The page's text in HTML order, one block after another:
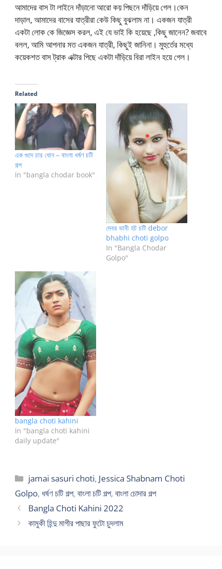
আমাদের বাস টা লাইনে দাঁড়ানো আরো কয় পিছনে দাঁড়িয়ে গেল।কেন
দাড়াল, আমাদের বাসের যাত্রীরা কেউ কিছু বুঝলাম না। একজন যাত্রী
একটা লোক কে জিজ্ঞেস করল, এই যে ভাই কি হয়েছে ,কিছু জানেন? জবাবে
বলল, আমি আপনার মত একজন যাত্রী, কিছুই জানিনা। মুহুর্তের মধ্যে
কয়েকশত বাস ট্রাক এক্টার পিছে একটা দাঁড়িয়ে বিরা লাইন হয়ে গেল।
Related
এক গুদে চার ধোন – বাংলা ধর্ষণ চটি
গল্প
In "bangla chodar book"
দেবর ভাবী হট চটি debor
bhabhi choti golpo
In "Bangla Chodar
Golpo"
bangla choti kahini
In "bangla choti kahini
daily update"
Categories
jamai sasuri choti, Jessica Shabnam Choti
Golpo, ধর্ষণ চটি গল্প, বাংলা চটি গল্প, বাংলা চোদার গল্প
Bangla Choti Kahini 2022
কামুকী হিন্দু মাগীর পাছার ফুটো চুদলাম